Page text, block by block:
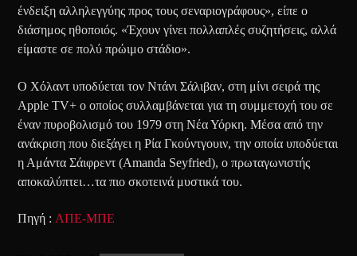
ένδειξη αλληλεγγύης προς τους σεναριογράφους», είπε ο
διάσημος ηθοποιός. «Έχουν γίνει πολλαπλές συζητήσεις, αλλά
είμαστε σε πολύ πρώιμο στάδιο».
Ο Χόλαντ υποδύεται τον Ντάνι Σάλιβαν, στη μίνι σειρά της
Apple TV+ ο οποίος συλλαμβάνεται για τη συμμετοχή του σε
έναν πυροβολισμό του 1979 στη Νέα Υόρκη. Μέσα από την
ανάκριση που διεξάγει η Ρία Γκούντγουιν, την οποία υποδύεται
η Αμάντα Σάιφρεντ (Amanda Seyfried), ο πρωταγωνιστής
αποκαλύπτει…τα πιο σκοτεινά μυστικά του.
Πηγή : ΑΠΕ-ΜΠΕ